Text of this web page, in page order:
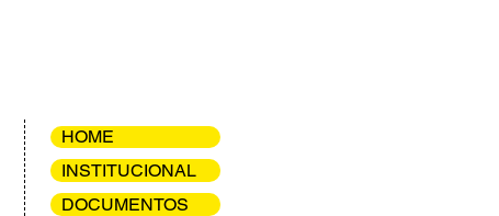
HOME
INSTITUCIONAL
DOCUMENTOS